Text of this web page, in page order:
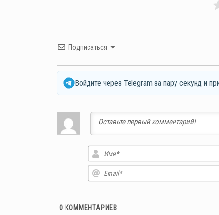
Подписаться
Войдите через Telegram за пару секунд и
0 КОММЕНТАРИЕВ